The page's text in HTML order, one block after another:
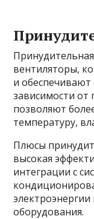
вентиляторы,
и
зависимости от
позволяют
температуру,
Плюсы
высокая
интеграции с
оборудования.